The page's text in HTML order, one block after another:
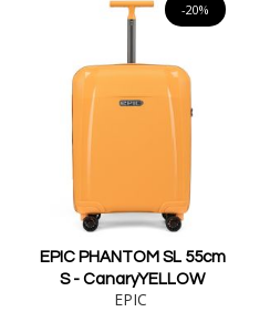
-20%
EPIC PHANTOM SL 55cm
S - CanaryYELLOW
EPIC